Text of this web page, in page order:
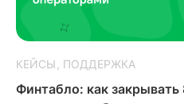
КЕЙСЫ ПОДДЕРЖКА
Финтабло: как